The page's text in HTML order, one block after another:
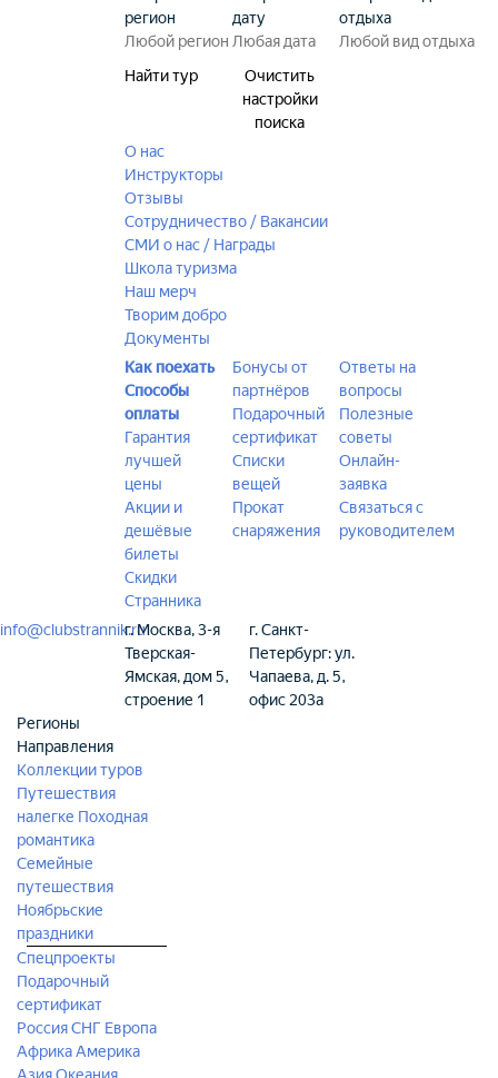
регион
дату
отдыха
Найти тур
Очистить
настройки
поиска
О нас
Инструкторы
Отзывы
Сотрудничество / Вакансии
СМИ о нас / Награды
Школа туризма
Наш мерч
Творим добро
Документы
Как поехать
Способы
оплаты
Гарантия
лучшей
цены
Акции и
дешёвые
билеты
Скидки
Странника
Бонусы от
партнёров
Подарочный
сертификат
Списки
вещей
Прокат
снаряжения
Ответы на
вопросы
Полезные
советы
Онлайн-
заявка
Связаться с
руководителем
info@clubstrannik.ruг. Москва, 3-я
Тверская-
Ямская, дом 5,
строение 1
г. Санкт-
Петербург: ул.
Чапаева, д. 5,
офис 203а
Регионы
Направления
Коллекции туров
Путешествия
налегке Походная
романтика
Семейные
путешествия
Ноябрьские
праздники
Спецпроекты
Подарочный
сертификат
РоссияСНГ Европа
АфрикаАмерика